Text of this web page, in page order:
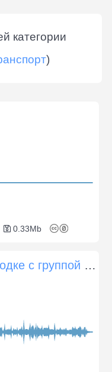
категории
)
0.33Mb
Гребля на небольшой лодке с группой людей